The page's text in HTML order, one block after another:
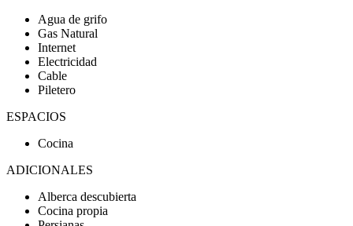
Agua de grifo
Gas Natural
Internet
Electricidad
Cable
Piletero
ESPACIOS
Cocina
ADICIONALES
Alberca descubierta
Cocina propia